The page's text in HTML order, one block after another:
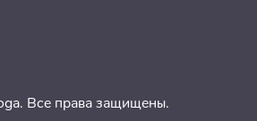
Все права защищены.